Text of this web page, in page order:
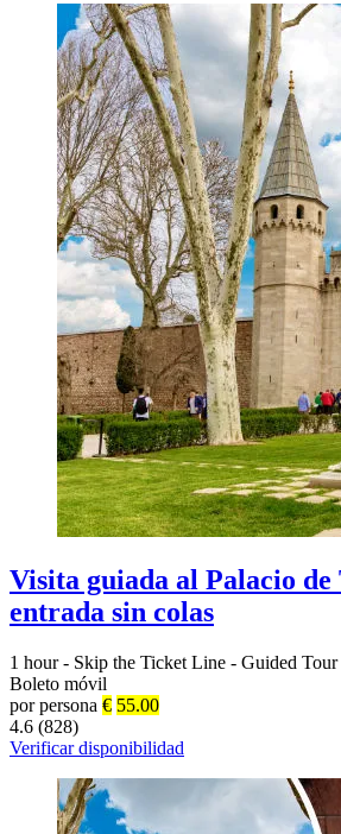
Visita guiada al Palacio de
entrada sin colas
1 hour - Skip the Ticket Line - Guided Tour
Boleto móvil
por persona € 55.00
4.6 (828)
Verificar disponibilidad